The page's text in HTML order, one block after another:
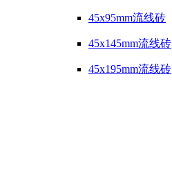
45x95mm流线砖
45x145mm流线砖
45x195mm流线砖